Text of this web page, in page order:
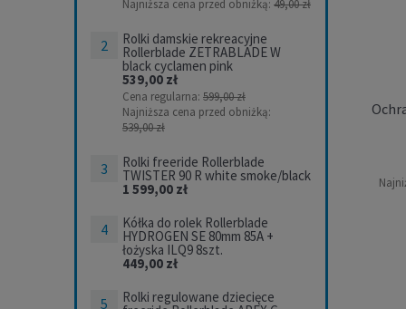
Najniższa cena przed obniżką: 49,00 zł
Rolki damskie rekreacyjne
Rollerblade ZETRABLADE W
black cyclamen pink
539,00 zł
Cena regularna: 599,00 zł
Najniższa cena przed obniżką:
539,00 zł
Rolki freeride Rollerblade
TWISTER 90 R white smoke/black
1 599,00 zł
Kółka do rolek Rollerblade
HYDROGEN SE 80mm 85A +
łożyska ILQ9 8szt.
449,00 zł
Rolki regulowane dziecięce